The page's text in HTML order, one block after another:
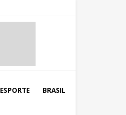
ESPORTE BRASIL